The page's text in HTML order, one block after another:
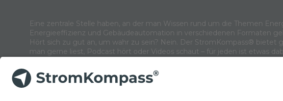
Eine zentrale Stelle haben, an der man Wissen rund um die Themen
Energieeffizienz und Gebäudeautomation in verschiedenen Formaten
Hört sich zu gut an, um wahr zu sein? Nein. Der StromKompass® bietet
man gerne liest, Podcast hört oder Videos schaut – für jeden ist etwas